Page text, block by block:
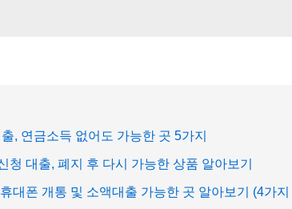
, 연금소득 없어도 가능한 곳 5가지
청 대출, 폐지 후 다시 가능한 상품 알아보기
대폰 개통 및 소액대출 가능한 곳 알아보기 (4가